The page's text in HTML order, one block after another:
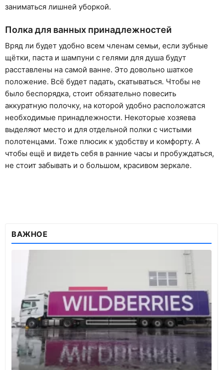
заниматься лишней уборкой.
Полка для ванных принадлежностей
Вряд ли будет удобно всем членам семьи, если зубные
щётки, паста и шампуни с гелями для душа будут
расставлены на самой ванне. Это довольно шаткое
положение. Всё будет падать, скатываться. Чтобы не
было беспорядка, стоит обязательно повесить
аккуратную полочку, на которой удобно расположатся
необходимые принадлежности. Некоторые хозяева
выделяют место и для отдельной полки с чистыми
полотенцами. Тоже плюсик к удобству и комфорту. А
чтобы ещё и видеть себя в ранние часы и пробуждаться,
не стоит забывать и о большом, красивом зеркале.
ВАЖНОЕ